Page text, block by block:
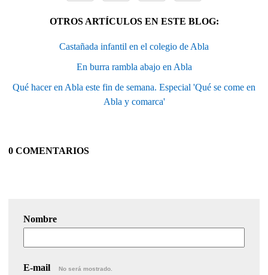
OTROS ARTÍCULOS EN ESTE BLOG:
Castañada infantil en el colegio de Abla
En burra rambla abajo en Abla
Qué hacer en Abla este fin de semana. Especial 'Qué se come en
Abla y comarca'
0 COMENTARIOS
Nombre
E-mail No será mostrado.